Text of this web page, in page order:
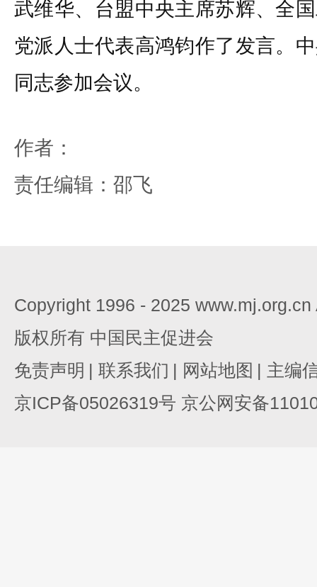
武维华、台盟中央主席苏辉、全
党派人士代表高鸿钧作了发言。
同志参加会议。
作者：
责任编辑：邵飞
Copyright 1996 - 2025
版权所有 中国民主促进会
免责声明 | 联系我们 | 网站地图 | 主编
京ICP备05026319号 京公网安备